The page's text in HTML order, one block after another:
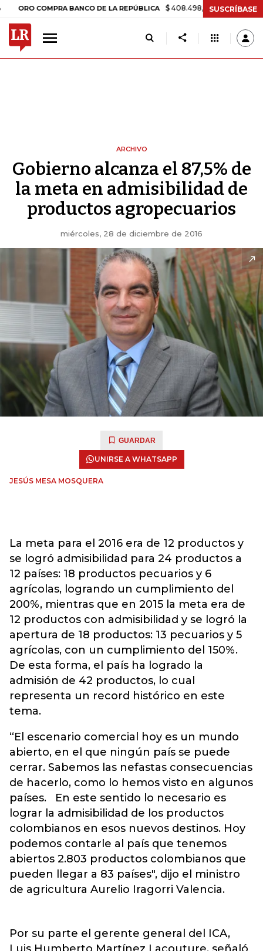
COMPRA BANCO DE LA REPÚBLICA $ 408.498,97 +$ 8.753,81
SUSCRÍBASE
ARCHIVO
Gobierno alcanza el 87,5% de
la meta en admisibilidad de
productos agropecuarios
miércoles, 28 de diciembre de 2016
GUARDAR
UNIRSE A WHATSAPP
JESÚS MESA MOSQUERA
La meta para el 2016 era de 12 productos y
se logró admisibilidad para 24 productos a
12 países: 18 productos pecuarios y 6
agrícolas, logrando un cumplimiento del
200%, mientras que en 2015 la meta era de
12 productos con admisibilidad y se logró la
apertura de 18 productos: 13 pecuarios y 5
agrícolas, con un cumplimiento del 150%.
De esta forma, el país ha logrado la
admisión de 42 productos, lo cual
representa un record histórico en este
tema.
“El escenario comercial hoy es un mundo
abierto, en el que ningún país se puede
cerrar. Sabemos las nefastas consecuencias
de hacerlo, como lo hemos visto en algunos
países. En este sentido lo necesario es
lograr la admisibilidad de los productos
colombianos en esos nuevos destinos. Hoy
podemos contarle al país que tenemos
abiertos 2.803 productos colombianos que
pueden llegar a 83 países", dijo el ministro
de agricultura Aurelio Iragorri Valencia.
Por su parte el gerente general del ICA,